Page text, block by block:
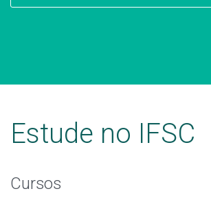
Estude no IFSC
Cursos